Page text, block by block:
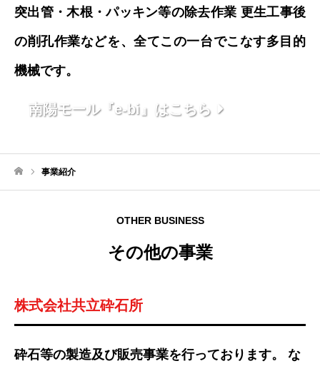
突出管・木根・パッキン等の除去作業 更生工事後
の削孔作業などを、全てこの一台でこなす多目的
機械です。
南陽モール『e-bi』はこちら
事業紹介
OTHER BUSINESS
その他の事業
株式会社共立砕石所
砕石等の製造及び販売事業を行っております。 な